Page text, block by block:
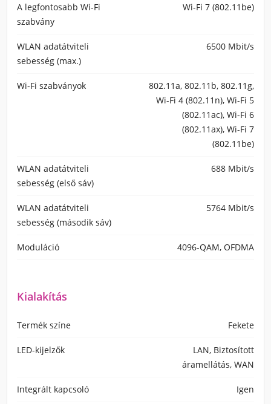
A legfontosabb Wi-Fi
szabvány
Wi-Fi 7 (802.11be)
WLAN adatátviteli
sebesség (max.)
6500 Mbit/s
Wi-Fi szabványok
802.11a, 802.11b, 802.11g,
Wi-Fi 4 (802.11n), Wi-Fi 5
(802.11ac), Wi-Fi 6
(802.11ax), Wi-Fi 7
(802.11be)
WLAN adatátviteli
sebesség (első sáv)
688 Mbit/s
WLAN adatátviteli
sebesség (második sáv)
5764 Mbit/s
Moduláció 4096-QAM, OFDMA
Kialakítás
Termék színe Fekete
LED-kijelzők
LAN, Biztosított
áramellátás, WAN
Integrált kapcsoló Igen